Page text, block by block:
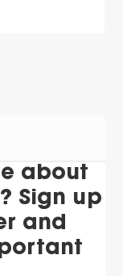
about
Sign up
and